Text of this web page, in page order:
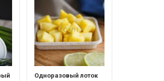
Одноразовый лоток